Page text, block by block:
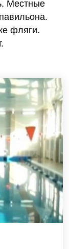
Местные
фляги.